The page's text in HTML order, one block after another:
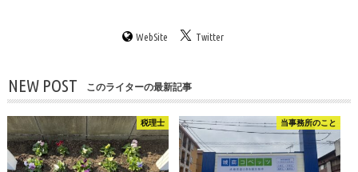
WebSite Twitter
NEW POST このライターの最新記事
税理士 当事務所のこと